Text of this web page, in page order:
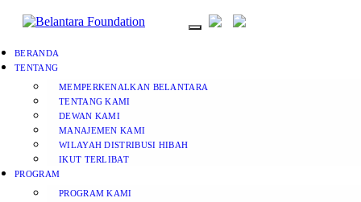
BERANDA
TENTANG
MEMPERKENALKAN BELANTARA
TENTANG KAMI
DEWAN KAMI
MANAJEMEN KAMI
WILAYAH DISTRIBUSI HIBAH
IKUT TERLIBAT
PROGRAM
PROGRAM KAMI